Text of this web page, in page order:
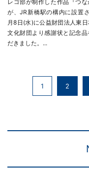
レゴ部が制作した作品『つな
が、JR新橋駅の構内に設置
月8日(水)に公益財団法人東
文化財団より感謝状と記念品
だきました。...
1 2